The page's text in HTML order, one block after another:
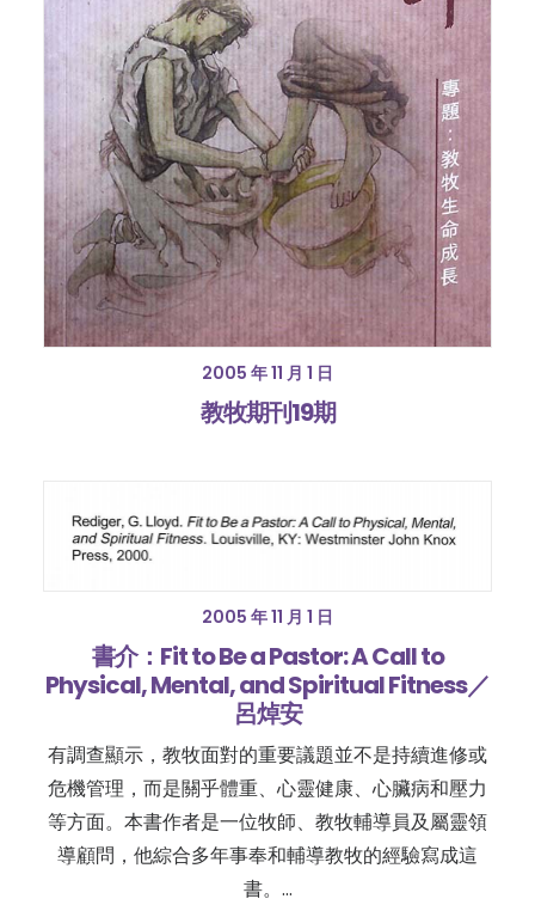
2005 年 11 月 1 日
教牧期刊19期
2005 年 11 月 1 日
書介：Fit to Be a Pastor: A Call to
Physical, Mental, and Spiritual Fitness／
呂焯安
有調查顯示，教牧面對的重要議題並不是持續進修或
危機管理，而是關乎體重、心靈健康、心臟病和壓力
等方面。本書作者是一位牧師、教牧輔導員及屬靈領
導顧問，他綜合多年事奉和輔導教牧的經驗寫成這
書。…